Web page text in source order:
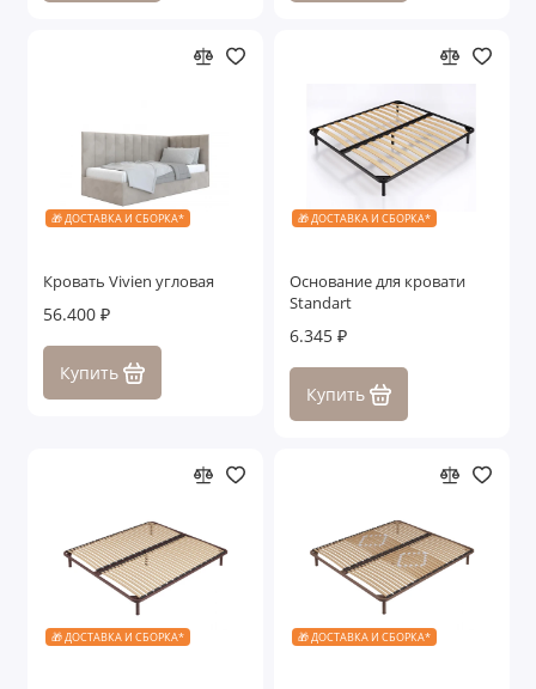
🎁 ДОСТАВКА И СБОРКА*
Кровать Vivien угловая
56.400 ₽
Купить
🎁 ДОСТАВКА И СБОРКА*
Основание для кровати
Standart
6.345 ₽
Купить
🎁 ДОСТАВКА И СБОРКА* 🎁 ДОСТАВКА И СБОРКА*